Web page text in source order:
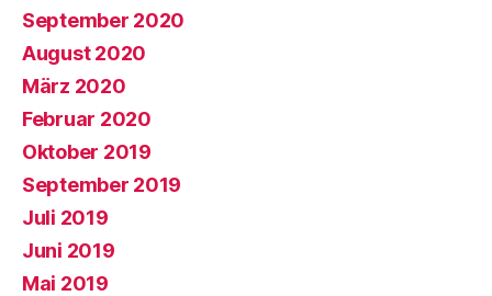
September 2020
August 2020
März 2020
Februar 2020
Oktober 2019
September 2019
Juli 2019
Juni 2019
Mai 2019